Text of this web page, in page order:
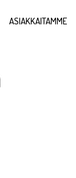
ASIAKKAITAMME